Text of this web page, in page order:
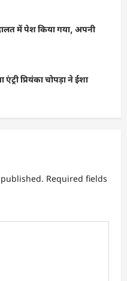
में पेश किया गया, अपनी
प्रियंका चोपड़ा ने ईशा
Required fields